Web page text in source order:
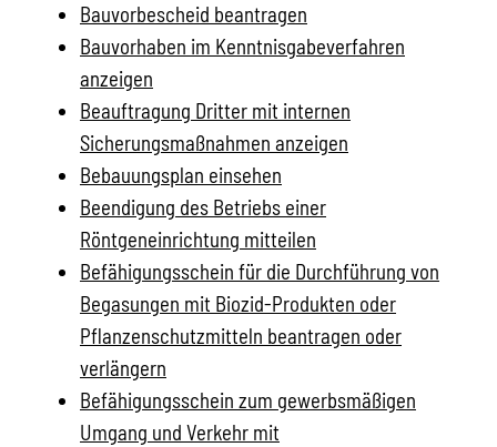
Bauvorbescheid beantragen
Bauvorhaben im Kenntnisgabeverfahren
anzeigen
Beauftragung Dritter mit internen
Sicherungsmaßnahmen anzeigen
Bebauungsplan einsehen
Beendigung des Betriebs einer
Röntgeneinrichtung mitteilen
Befähigungsschein für die Durchführung von
Begasungen mit Biozid-Produkten oder
Pflanzenschutzmitteln beantragen oder
verlängern
Befähigungsschein zum gewerbsmäßigen
Umgang und Verkehr mit